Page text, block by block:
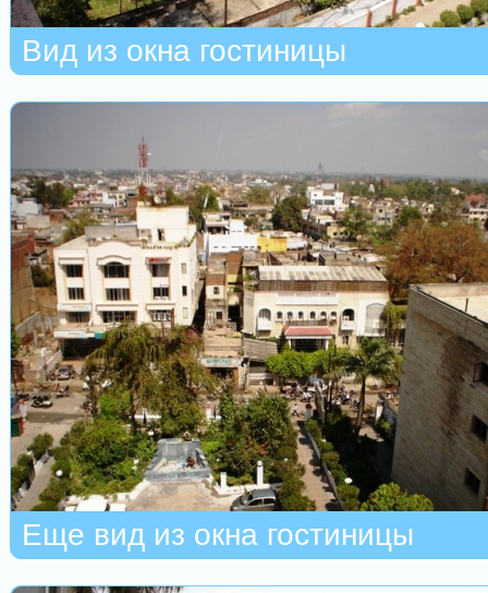
Вид из окна гостиницы
Еще вид из окна гостиницы